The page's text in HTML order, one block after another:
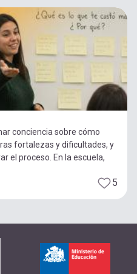
conciencia sobre cómo
fortalezas y dificultades, y
el proceso. En la escuela,
5